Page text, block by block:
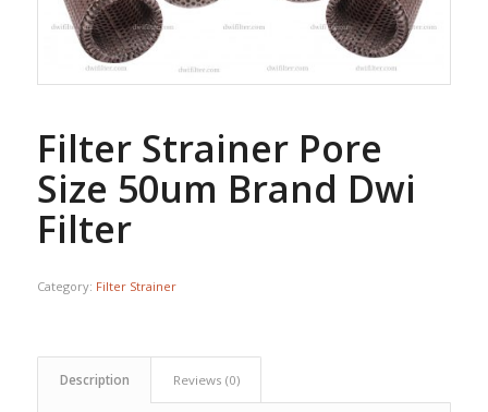
Filter Strainer Pore
Size 50um Brand Dwi
Filter
Category: Filter Strainer
Description Reviews (0)